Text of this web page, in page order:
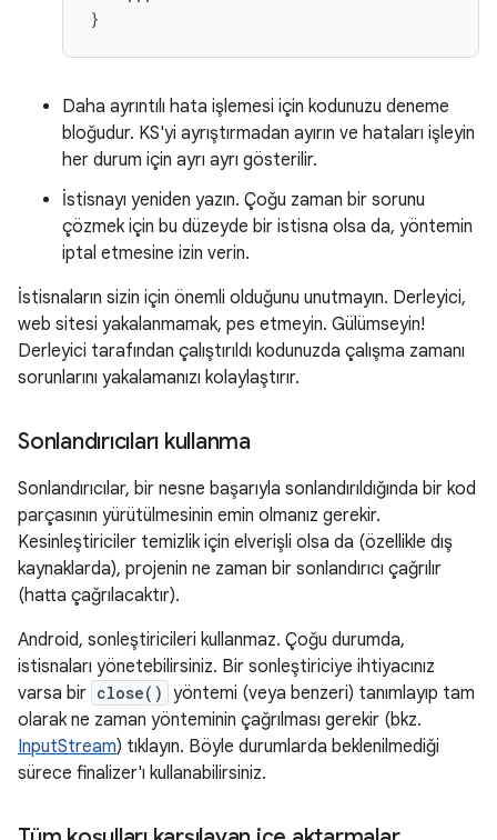
}
Daha ayrıntılı hata işlemesi için kodunuzu deneme
bloğudur. KS'yi ayrıştırmadan ayırın ve hataları işleyin
her durum için ayrı ayrı gösterilir.
İstisnayı yeniden yazın. Çoğu zaman bir sorunu
çözmek için bu düzeyde bir istisna olsa da, yöntemin
iptal etmesine izin verin.
İstisnaların sizin için önemli olduğunu unutmayın. Derleyici,
web sitesi yakalanmamak, pes etmeyin. Gülümseyin!
Derleyici tarafından çalıştırıldı kodunuzda çalışma zamanı
sorunlarını yakalamanızı kolaylaştırır.
Sonlandırıcıları kullanma
Sonlandırıcılar, bir nesne başarıyla sonlandırıldığında bir kod
parçasının yürütülmesinin emin olmanız gerekir.
Kesinleştiriciler temizlik için elverişli olsa da (özellikle dış
kaynaklarda), projenin ne zaman bir sonlandırıcı çağrılır
(hatta çağrılacaktır).
Android, sonleştiricileri kullanmaz. Çoğu durumda,
istisnaları yönetebilirsiniz. Bir sonleştiriciye ihtiyacınız
varsa bir close() yöntemi (veya benzeri) tanımlayıp tam
olarak ne zaman yönteminin çağrılması gerekir (bkz.
InputStream) tıklayın. Böyle durumlarda beklenilmediği
sürece finalizer'ı kullanabilirsiniz.